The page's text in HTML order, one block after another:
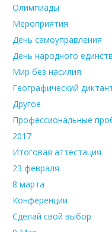
Олимпиады
Мероприятия
День самоуправления
День народного
Мир без насилия
Географический
Другое
Профессиональные
2017
Итоговая аттестация
23 февраля
8 марта
Конференции
Сделай свой выбор